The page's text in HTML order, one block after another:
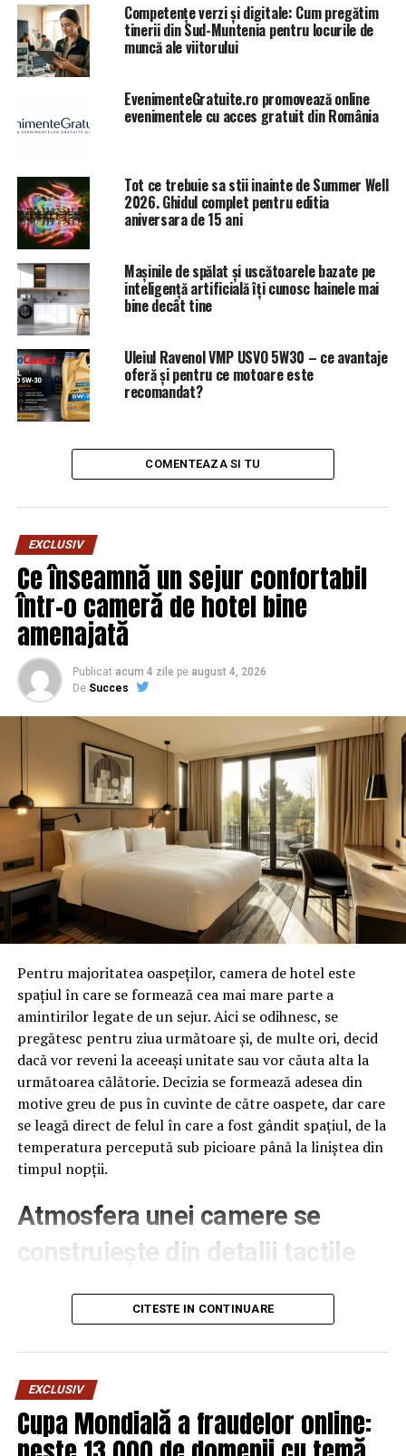
Ministrul Justiției Tudorel Toader a anunțat că va face o
verificare în acest sens, dar că nu trebuie să se facă o
confuzie între protocoalele semnate de el cu unele
instituții din domeniul justiției, precum CSM, și cele cu
ARTICOLE PE ACEIASI TEMA: PRIMA
URMATORUL
SPECTACULOS Ce mașini pregătesc marii producători
pentru a ține pasul cu electrificarea | Capitala24
NU RATATI
Coalitia pentru Familie a gasit deja vinovatii/ Boicotul
realizat la nivelul întregii ţări de către PSD – Comisarul
de Prahova
Competențe verzi și digitale: Cum pregătim
tinerii din Sud-Muntenia pentru locurile de
muncă ale viitorului
EvenimenteGratuite.ro promovează online
evenimentele cu acces gratuit din România
Tot ce trebuie sa stii inainte de Summer Well
2026. Ghidul complet pentru editia
aniversara de 15 ani
Mașinile de spălat și uscătoarele bazate pe
inteligență artificială îți cunosc hainele mai
bine decât tine
Uleiul Ravenol VMP USVO 5W30 – ce avantaje
oferă și pentru ce motoare este
recomandat?
COMENTEAZA SI TU
EXCLUSIV
Ce înseamnă un sejur confortabil
într-o cameră de hotel bine
amenajată
Publicat acum 4 zile pe august 4, 2026
De Succes
Pentru majoritatea oaspeților, camera de hotel este
spațiul în care se formează cea mai mare parte a
amintirilor legate de un sejur. Aici se odihnesc, se
pregătesc pentru ziua următoare și, de multe ori, decid
dacă vor reveni la aceeași unitate sau vor căuta alta la
următoarea călătorie. Decizia se formează adesea din
motive greu de pus în cuvinte de către oaspete, dar care
se leagă direct de felul în care a fost gândit spațiul, de la
temperatura percepută sub picioare până la liniștea din
timpul nopții.
Atmosfera unei camere se
construiește din detalii tactile
Contactul direct cu pardoseala este una dintre primele
senzații fizice pe care le are un oaspete atunci când
pe drum, seara târziu. Textura și moliciunea potrivite,
oferite democheta hotel
care este percepută o cameră, chiar dacă restul
mobilierului rămâne identic de la o unitate la alta din
același lanț hotelier internațional.
CITESTE IN CONTINUARE
EXCLUSIV
Cupa Mondială a fraudelor online: